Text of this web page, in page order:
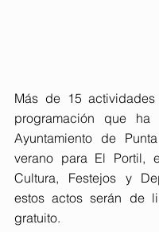
Más de 15
programación que ha
Ayuntamiento de
verano para El Portil,
Cultura, Festejos y
estos actos serán de
gratuito.